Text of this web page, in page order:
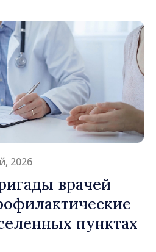
2026
врачей
пунктах